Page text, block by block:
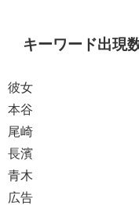
キーワード出現
彼女
本谷
尾崎
長濱
青木
広告